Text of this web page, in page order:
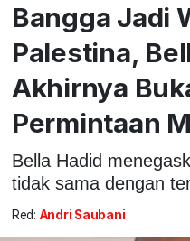
Bangga Jadi
Palestina,
Akhirnya
Permintaan
Bella Hadid
tidak sama dengan
Red: Andri Saubani